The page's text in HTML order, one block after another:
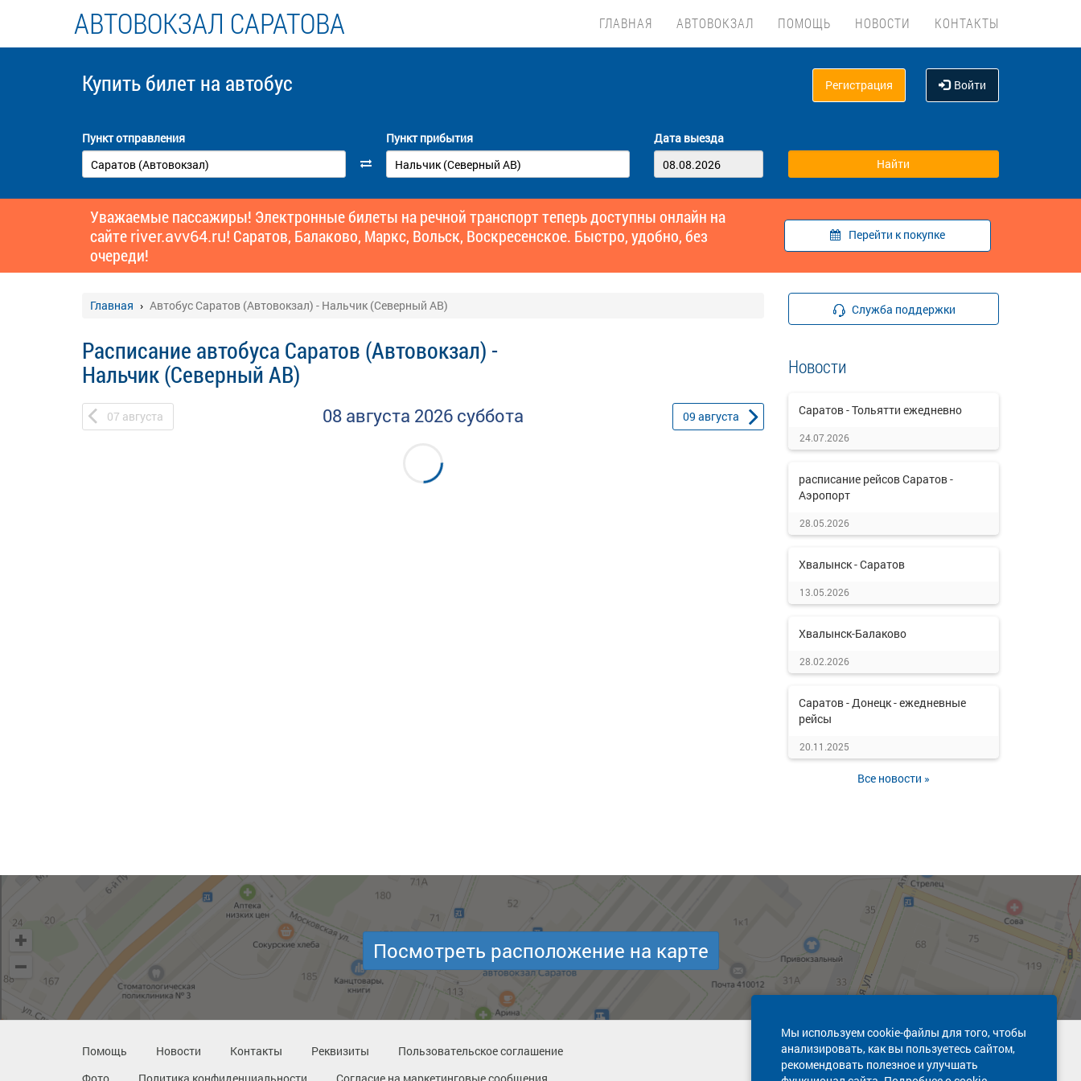
АВТОВОКЗАЛ САРАТОВА ГЛАВНАЯ АВТОВОКЗАЛ ПОМОЩЬ НОВОСТИ КОНТАКТЫ
Купить билет на автобус Регистрация Войти
Пункт отправления Пункт прибытия Дата выезда
Уважаемые пассажиры! Электронные билеты на речной транспорт теперь доступны онлайн на
сайтеriver.avv64.ru! Саратов, Балаково, Маркс, Вольск, Воскресенское. Быстро, удобно, без
очереди!
Перейти к покупке
Главная Автобус Саратов (Автовокзал) - Нальчик (Северный АВ)
Расписание автобуса Саратов (Автовокзал) -
Нальчик (Северный АВ)
07 августа 08 августа 2026 суббота 09 августа
Служба поддержки
Новости
Саратов - Тольятти ежедневно
24.07.2026
расписание рейсов Саратов -
Аэропорт
28.05.2026
Хвалынск - Саратов
13.05.2026
Хвалынск-Балаково
28.02.2026
Саратов - Донецк - ежедневные
рейсы
20.11.2025
Все новости »
Мы используем cookie-файлы для того, чтобы
анализировать, как вы пользуетесь сайтом,
рекомендовать полезное и улучшать
Посмотреть расположение на карте
Помощь Новости Контакты Реквизиты
Пользовательское соглашение
Техническая поддержка сайта
8 800 600-03-38